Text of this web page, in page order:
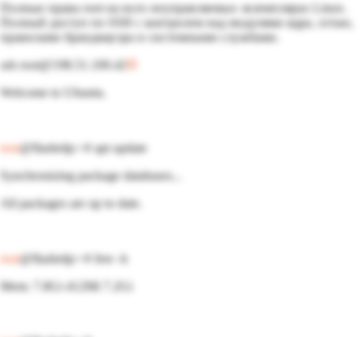
Полные права root на всех неуправляемых экземплярах Linux.
Полный доступ по SSH с контролем над модулями ядра, сетью,
правилами брандмауэра и системными службами.
ssh root@198.51.100.42
Welcome to
Ubuntu
root@flashrdp:~# apt update
Synchronizing package databases...
All packages are up to date.
root@flashrdp:~#
free -h
Mem: 7.8Gi 412Mi 7.2Gi